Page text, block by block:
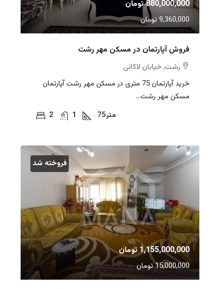
880,000,000 تومان
9,360,000 تومان
فروش آپارتمان در مسکن مهر رشت
رشت, خیابان لاکانی
خرید آپارتمان 75 متری در مسکن مهر رشت آپارتمان
مسکن مهر رشت...
2
1 75متر
فروخته شد
1,155,000,000 تومان
15,000,000 تومان